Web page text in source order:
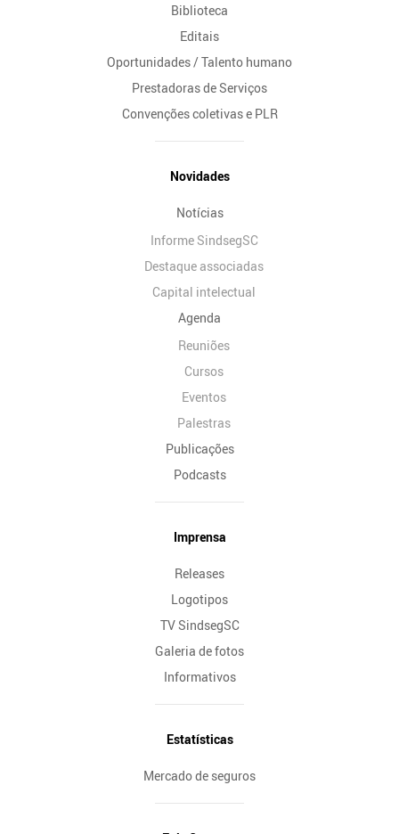
Biblioteca
Editais
Oportunidades / Talento humano
Prestadoras de Serviços
Convenções coletivas e PLR
Novidades
Notícias
Informe SindsegSC
Destaque associadas
Capital intelectual
Agenda
Reuniões
Cursos
Eventos
Palestras
Publicações
Podcasts
Imprensa
Releases
Logotipos
TV SindsegSC
Galeria de fotos
Informativos
Estatísticas
Mercado de seguros